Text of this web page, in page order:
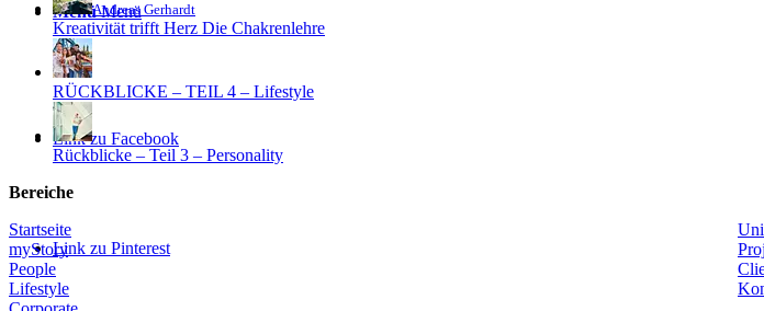
Menü Menü
Link zu Facebook
Link zu Pinterest
Andreas Gerhardt
Kreativität trifft Herz Die Chakrenlehre
RÜCKBLICKE – TEIL 4 – Lifestyle
Rückblicke – Teil 3 – Personality
Bereiche
Startseite
myStory
People
Lifestyle